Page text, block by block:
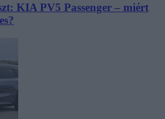
KIA PV5 Passenger – miért